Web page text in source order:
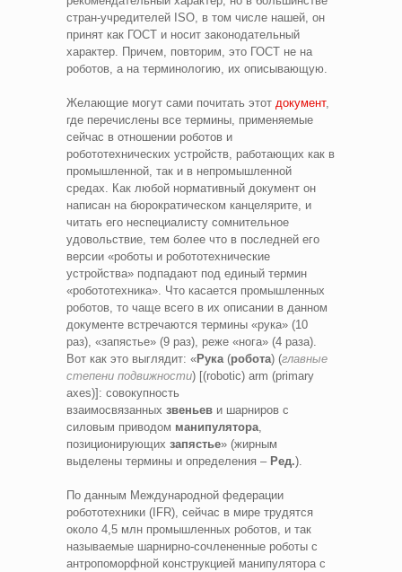
стран-учредителей ISO, в том числе нашей, он
принят как ГОСТ и носит законодательный
характер. Причем, повторим, это ГОСТ не на
роботов, а на терминологию, их описывающую.
Желающие могут сами почитать этот документ,
где перечислены все термины, применяемые
сейчас в отношении роботов и
робототехнических устройств, работающих как в
промышленной, так и в непромышленной
средах. Как любой нормативный документ он
написан на бюрократическом канцелярите, и
читать его неспециалисту сомнительное
удовольствие, тем более что в последней его
версии «роботы и робототехнические
устройства» подпадают под единый термин
«робототехника». Что касается промышленных
роботов, то чаще всего в их описании в данном
документе встречаются термины «рука» (10
раз), «запястье» (9 раз), реже «нога» (4 раза).
Вот как это выглядит: «Рука (робота) (главные
степени подвижности) [(robotic) arm (primary
axes)]: совокупность
взаимосвязанных звеньев и шарниров с
силовым приводом манипулятора
позиционирующих запястье» (жирным
выделены термины и определения – Ред.).
По данным Международной федерации
робототехники (IFR), сейчас в мире трудятся
около 4,5 млн промышленных роботов, и так
называемые шарнирно-сочлененные роботы с
антропоморфной конструкцией манипулятора с